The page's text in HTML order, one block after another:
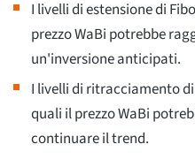
I livelli di estensione di
prezzo WaBi potrebbe
un'inversione anticipati.
I livelli di ritracciamento
quali il prezzo WaBi
continuare il trend.